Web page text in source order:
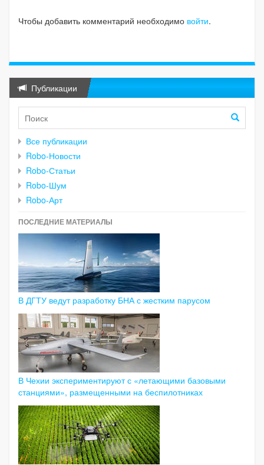
Чтобы добавить комментарий необходимо войти.
Публикации
Все публикации
Robo-Новости
Robo-Статьи
Robo-Шум
Robo-Арт
ПОСЛЕДНИЕ МАТЕРИАЛЫ
В ДГТУ ведут разработку БНА с жестким парусом
В Чехии экспериментируют с «летающими базовыми
станциями», размещенными на беспилотниках